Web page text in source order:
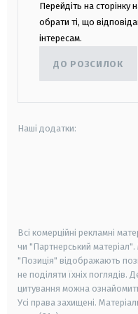
Перейдіть на
обрати ті, що
інтересам.
ДО РОЗСИЛОК
Наші додатки:
Всі комерційні рекламні
чи "Партнерський
"Позиція" відображають
не поділяти їхніх
цитування можна
Усі права захищені.